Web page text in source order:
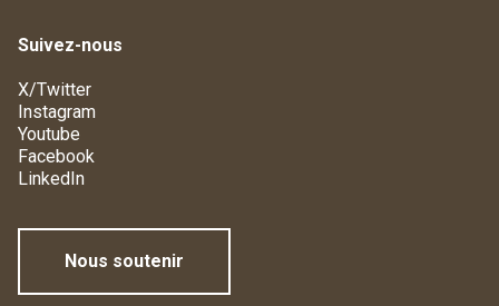
Suivez-nous
X/Twitter
Instagram
Youtube
Facebook
LinkedIn
Nous soutenir